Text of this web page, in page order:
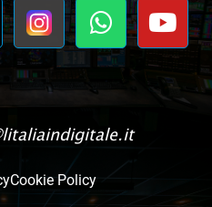
Cookie Policy